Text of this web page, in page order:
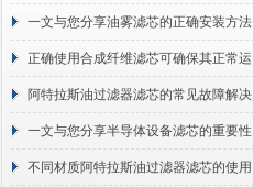
法解决
一文与您分享油雾滤芯的正确安装方法
正确使用合成纤维滤芯可确保其正常运
行
阿特拉斯油过滤器滤芯的常见故障解决
方法介绍
一文与您分享半导体设备滤芯的重要性
不同材质阿特拉斯油过滤器滤芯的使用